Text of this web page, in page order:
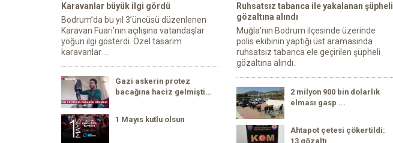
Karavanlar büyük ilgi gördü
Bodrum’da bu yıl 3’üncüsü düzenlenen
Karavan Fuarı'nın açılışına vatandaşlar
yoğun ilgi gösterdi. Özel tasarım
karavanlar ...
Gazi askerin protez
bacağına haciz gelmişti…
1 Mayıs kutlu olsun
Ruhsatsız tabanca ile yakalanan şüpheli
gözaltına alındı
Muğla'nın Bodrum ilçesinde üzerinde
polis ekibinin yaptığı üst aramasında
ruhsatsız tabanca ele geçirilen şüpheli
gözaltına alındı.
2 milyon 900 bin dolarlık
elması gasp ...
Ahtapot çetesi çökertildi:
13 gözaltı